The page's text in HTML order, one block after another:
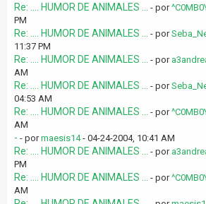
Re: .... HUMOR DE ANIMALES ... - por
PM
Re: .... HUMOR DE ANIMALES ... - por
11:37 PM
Re: .... HUMOR DE ANIMALES ... - por
AM
Re: .... HUMOR DE ANIMALES ... - por
04:53 AM
Re: .... HUMOR DE ANIMALES ... - por
AM
- - pormaesis14- 04-24-2004, 10:41 AM
Re: .... HUMOR DE ANIMALES ... - por
PM
Re: .... HUMOR DE ANIMALES ... - por
AM